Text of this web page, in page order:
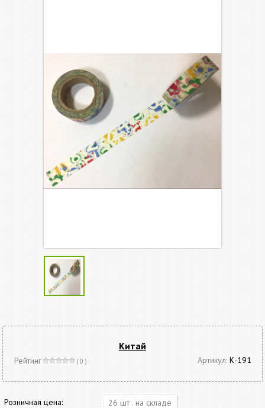
Китай
Рейтинг ( 0 ) Артикул: К-191
Розничная цена: 26 шт . на складе